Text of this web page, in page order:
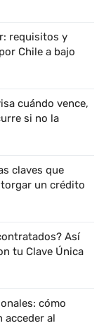
requisitos y
Chile a bajo
cuándo vence,
si no la
claves que
un crédito
Así
tu Clave Única
cómo
acceder al